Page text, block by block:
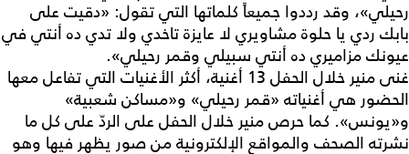
رحيلي»، وقد رددوا جميعاً كلماتها التي تقول: «دقيت على
بابك ردي يا حلوة مشاويري لا عايزة تاخدي ولا تدي ده أنتي في
عيونك مزاميري ده أنتي سبيلي وقمر رحيلي».
غنى منير خلال الحفل 13 أغنية، أكثر الأغنيات التي تفاعل معها
الحضور هي أغنياته «قمر رحيلي» و«مساكن شعبية»
و«يونس». كما حرص منير خلال الحفل على الردّ على كل ما
نشرته الصحف والمواقع الإلكترونية من صور يظهر فيها وهو